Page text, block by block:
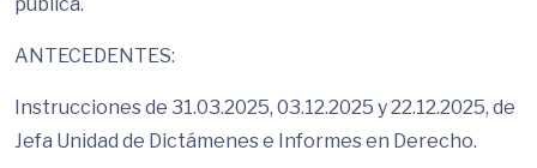
ANTECEDENTES:
Instrucciones de 31.03.2025, 03.12.2025 y 22.12.2025, de
Jefa Unidad de Dictámenes e Informes en Derecho.